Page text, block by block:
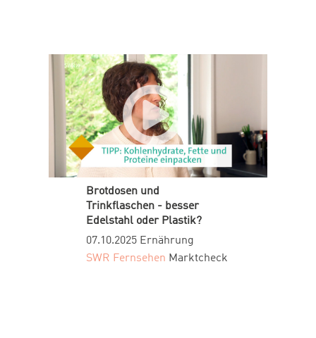
Brotdosen und
Trinkflaschen - besser
Edelstahl oder Plastik?
07.10.2025 Ernährung
SWR Fernsehen Marktcheck